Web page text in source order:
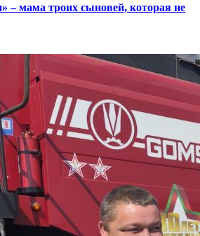
– мама троих сыновей, которая не